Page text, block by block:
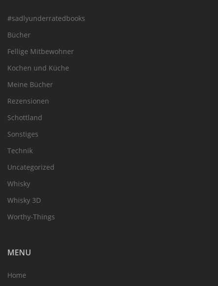
#sadlyunderratedbooks
Bücher
Fellige Mitbewohner
Kochen und Küche
Meine Bücher
Rezensionen
Schottland
Sonstiges
Technik
Uncategorized
Whisky
Whisky 3D
Worthy-Things
MENU
Home